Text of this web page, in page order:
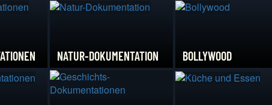
NATUR-DOKUMENTATION BOLLYWOOD